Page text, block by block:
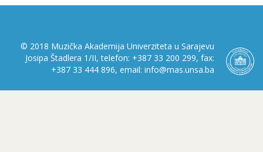
© 2018 Muzička Akademija Univerziteta u Sarajevu
Josipa Štadlera 1/II, telefon: +387 33 200 299, fax:
+387 33 444 896, email: info@mas.unsa.ba